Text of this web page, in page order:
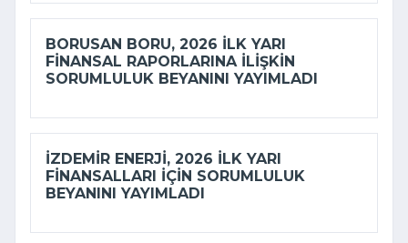
BORUSAN BORU, 2026 ILK YARI
FINANSAL RAPORLARINA ILIŞKIN
SORUMLULUK BEYANINI YAYIMLADI
İZDEMİR ENERJI, 2026 ILK YARI
FINANSALLARI IÇIN SORUMLULUK
BEYANINI YAYIMLADI